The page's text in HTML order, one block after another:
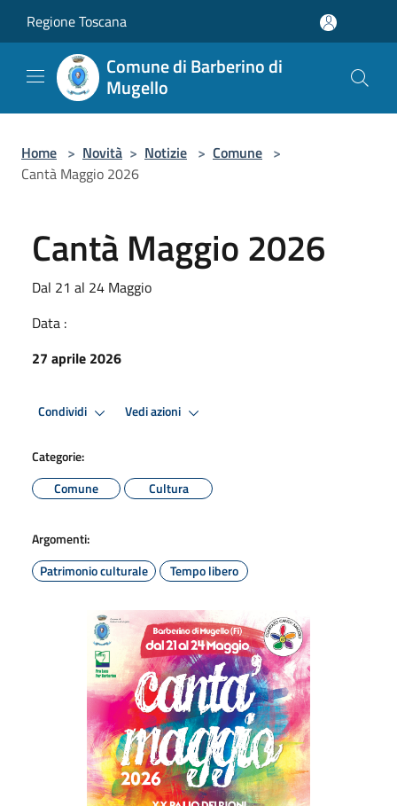
Regione Toscana
Comune di Barberino di
Mugello
Home > Novità > Notizie > Comune >
Cantà Maggio 2026
Cantà Maggio 2026
Dal 21 al 24 Maggio
Data :
27 aprile 2026
Condividi Vedi azioni
Categorie:
Comune
Cultura
Argomenti:
Patrimonio culturale
Tempo libero